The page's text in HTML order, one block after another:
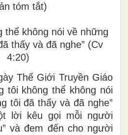
tóm tắt)
thể không nói về những
thấy và đã nghe” (Cv
4:20)
Thế Giới Truyền Giáo
tôi không thể không nói
tôi đã thấy và đã nghe”
lời kêu gọi mỗi người
và đem đến cho người